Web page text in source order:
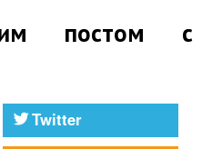
постом с
Twitter